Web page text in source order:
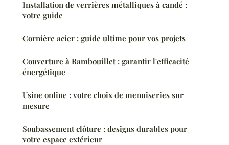
Installation de verrières métalliques à candé :
votre guide
Cornière acier : guide ultime pour vos projets
Couverture à Rambouillet : garantir l'efficacité
énergétique
Usine online : votre choix de menuiseries sur
mesure
Soubassement clôture : designs durables pour
votre espace extérieur